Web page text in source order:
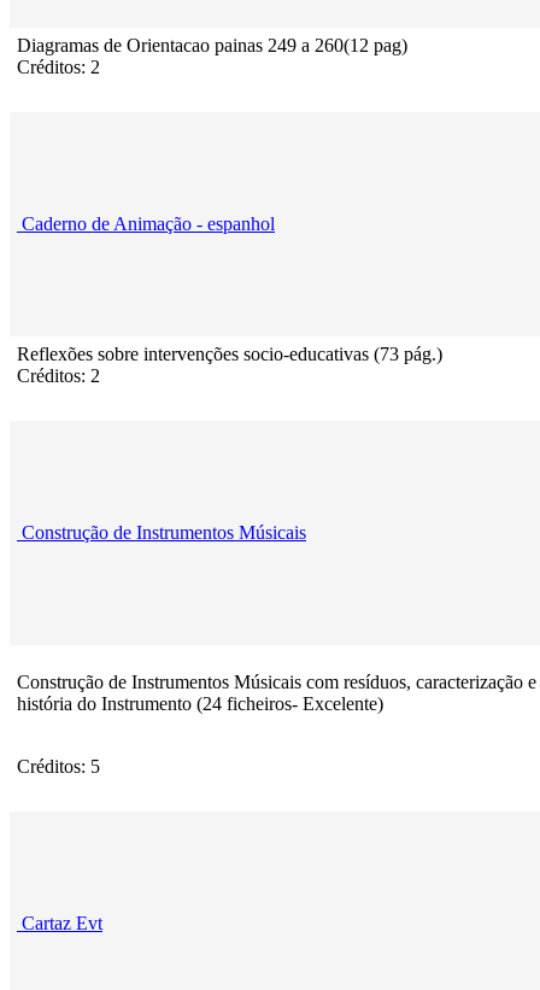
Diagramas de Orientacao painas 249 a 260(12 pag)
Créditos: 2
Caderno de Animação - espanhol
Reflexões sobre intervenções socio-educativas (73 pág.)
Créditos: 2
Construção de Instrumentos Músicais
Construção de Instrumentos Músicais com resíduos, caracterização e
história do Instrumento (24 ficheiros- Excelente)
Créditos: 5
Cartaz Evt